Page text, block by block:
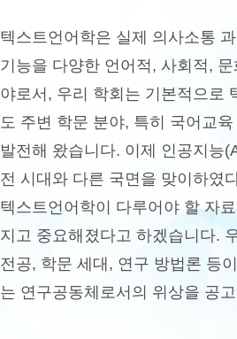
텍스트언어학은 실제 의사소통
기능을 다양한 언어적, 사회적,
야로서, 우리 학회는 기본적으로
도 주변 학문 분야, 특히 국어교
발전해 왔습니다. 이제 인공지능
전 시대와 다른 국면을 맞이하였
텍스트언어학이 다루어야 할 자
지고 중요해졌다고 하겠습니다.
전공, 학문 세대, 연구 방법론 등
는 연구공동체로서의 위상을 공